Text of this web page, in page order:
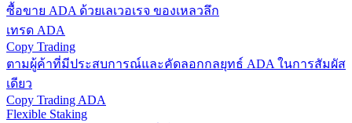
ซื้อขาย ADA ด้วยเลเวอเรจ ของเหลวลึก
เทรด ADA
Copy Trading
ตามผู้ค้าที่มีประสบการณ์และคัดลอกกลยุทธ์ ADA ในการสัมผัส
เดียว
Copy Trading ADA
Flexible Staking